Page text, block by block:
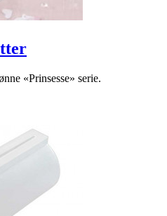
«Prinsesse» serie.